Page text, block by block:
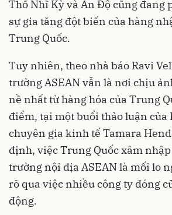
Thổ Nhĩ Kỳ và Ấn Độ cũng đang
sự gia tăng đột biến của hàng
Trung Quốc.
Tuy nhiên, theo nhà báo Ravi
trường ASEAN vẫn là nơi chịu
nề nhất từ hàng hóa của Trung
điểm, tại một buổi thảo luận của
chuyên gia kinh tế Tamara
định, việc Trung Quốc xâm
trường nội địa ASEAN là mối lo
rõ qua việc nhiều công ty đóng
động.